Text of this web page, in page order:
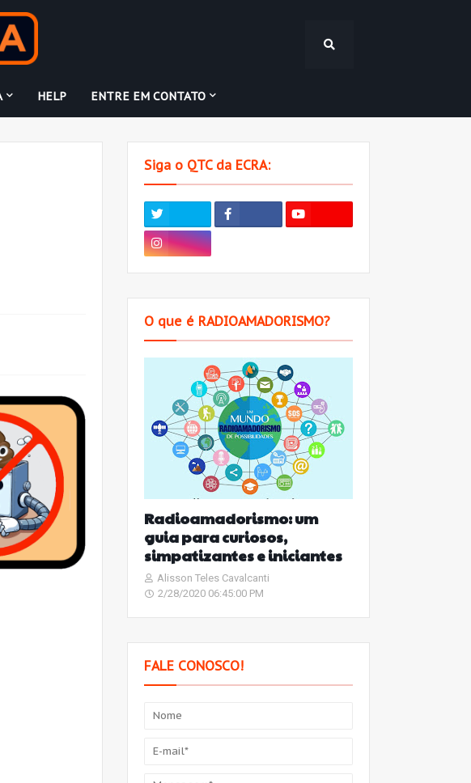
HELP ENTRE EM CONTATO
Siga o QTC da ECRA:
O que é RADIOAMADORISMO?
Radioamadorismo: um
guia para curiosos,
simpatizantes e iniciantes
Alisson Teles Cavalcanti
2/28/2020 06:45:00 PM
FALE CONOSCO!